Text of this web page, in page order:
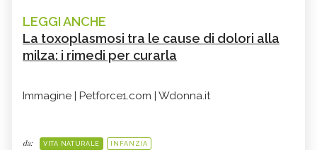
LEGGI ANCHE
La toxoplasmosi tra le cause di dolori alla
milza: i rimedi per curarla
Immagine | Petforce1.com | Wdonna.it
da: VITA NATURALE INFANZIA